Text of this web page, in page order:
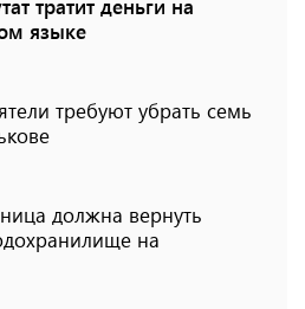
тратит деньги на
языке
требуют убрать семь
должна вернуть
на